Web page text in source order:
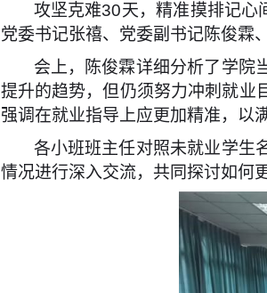
攻坚克难30天，精准摸排记心
党委书记张禧、党委副书记陈俊霖
会上，陈俊霖详细分析了学院
提升的趋势，但仍须努力冲刺就业
强调在就业指导上应更加精准，以
各小班班主任对照未就业学生
情况进行深入交流，共同探讨如何